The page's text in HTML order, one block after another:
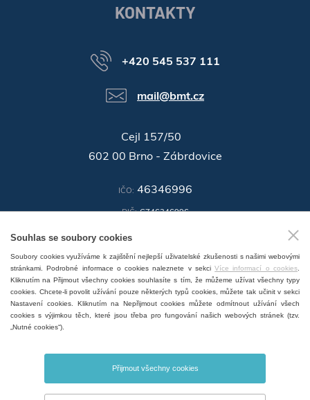
KONTAKTY
+420 545 537 111
mail@bmt.cz
Cejl 157/50
602 00 Brno - Zábrdovice
IČO: 46346996
DIČ: CZ46346996
GPS: 49°11'55.196"N, 16°37'19.559"E
Souhlas se soubory cookies
Soubory cookies využíváme k zajištění nejlepší uživatelské zkušenosti s našimi webovými
stránkami. Podrobné informace o cookies naleznete v sekciVíce informací o cookies
Kliknutím na Přijmout všechny cookies souhlasíte s tím, že můžeme užívat všechny typy
cookies. Chcete-li povolit užívání pouze některých typů cookies, můžete tak učinit v sekci
Nastavení cookies. Kliknutím na Nepřijmout cookies můžete odmítnout užívání všech
cookies s výjimkou těch, které jsou třeba pro fungování našich webových stránek (tzv.
„Nutné cookies“).
Přijmout všechny cookies